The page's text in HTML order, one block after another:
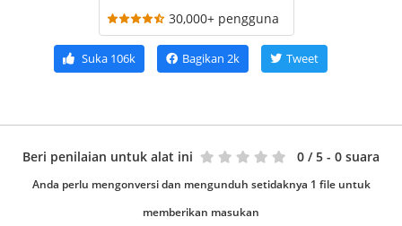
30,000+ pengguna
Suka106k Bagikan 2k Tweet
Beri penilaian untuk alat ini 0 / 5 - 0 suara
Anda perlu mengonversi dan mengunduh setidaknya 1 file untuk
memberikan masukan